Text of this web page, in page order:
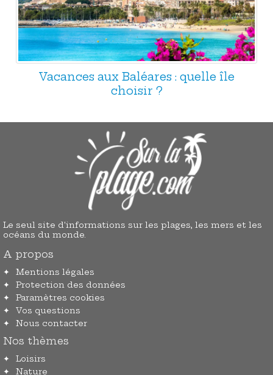
Vacances aux Baléares : quelle île
choisir ?
Le seul site d'informations sur les plages, les mers et les
océans du monde.
A propos
Mentions légales
Protection des données
Paramètres cookies
Vos questions
Nous contacter
Nos thèmes
Loisirs
Nature